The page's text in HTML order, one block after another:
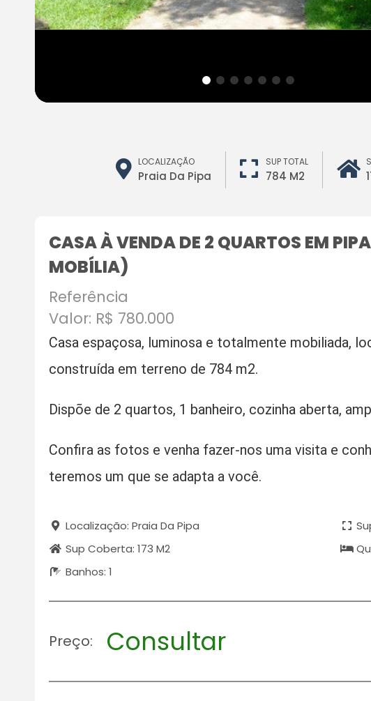
LOCALIZAÇÃO
Praia Da Pipa
SUP TOTAL
784 M2
CASA À VENDA DE 2 QUARTOS EM
MOBÍLIA)
Referência
Valor: R$ 780.000
Casa espaçosa, luminosa e totalmente mobiliada,
construída em terreno de 784 m2.
Dispõe de 2 quartos, 1 banheiro, cozinha aberta,
Confira as fotos e venha fazer-nos uma visita e
teremos um que se adapta a você.
Localização: Praia Da Pipa
Sup Coberta: 173 M2
Banhos: 1
Preço: Consultar